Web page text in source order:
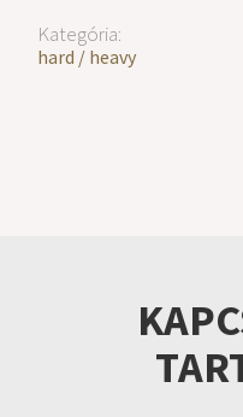
Kategória:
hard / heavy